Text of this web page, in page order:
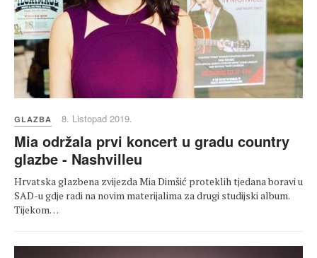
GLAZBA 8. Listopad 2019.
Mia održala prvi koncert u gradu country
glazbe - Nashvilleu
Hrvatska glazbena zvijezda Mia Dimšić proteklih tjedana boravi u
SAD-u gdje radi na novim materijalima za drugi studijski album.
Tijekom…